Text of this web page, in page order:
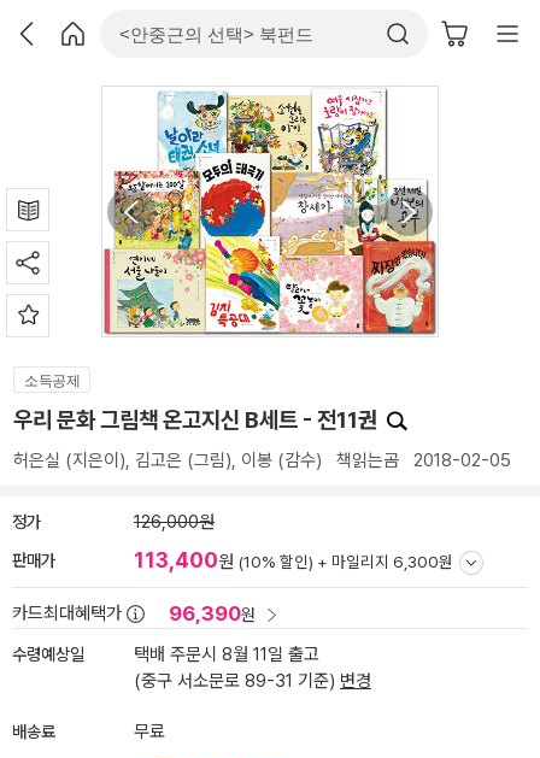
소득공제
우리 문화 그림책 온고지신 B세트 - 전11권
허은실 (지은이), 김고은 (그림), 이봉 (감수) 책읽는곰 2018-02-05
정가 126,000원
판매가 113,400원 (10% 할인) + 마일리지 6,300원
카드최대혜택가 96,390원
수령예상일
택배 주문시 8월 11일 출고
(중구 서소문로 89-31 기준) 변경
배송료 무료